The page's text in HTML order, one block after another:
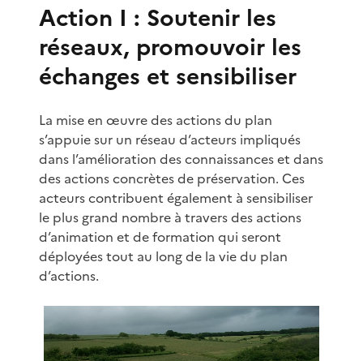
Action I : Soutenir les
réseaux, promouvoir les
échanges et sensibiliser
La mise en œuvre des actions du plan
s’appuie sur un réseau d’acteurs impliqués
dans l’amélioration des connaissances et dans
des actions concrètes de préservation. Ces
acteurs contribuent également à sensibiliser
le plus grand nombre à travers des actions
d’animation et de formation qui seront
déployées tout au long de la vie du plan
d’actions.